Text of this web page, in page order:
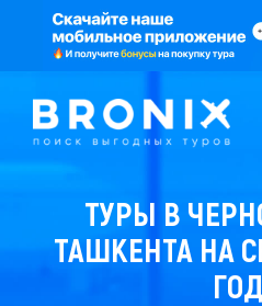
ТУРЫ В
ТАШКЕНТА НА